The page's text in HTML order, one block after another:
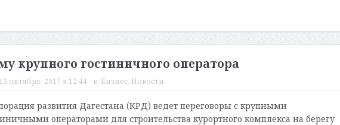
крупного гостиничного оператора
13 октября, 2017 в 12:44 в: Бизнес, Новости
развития Дагестана (КРД) ведет переговоры с крупными
операторами для строительства курортного комплекса на берегу